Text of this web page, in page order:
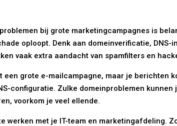
bij grote marketingcampagnes is
oploopt. Denk aan domeinverificatie, DNS-
vaak extra aandacht van spamfilters en
een grote e-mailcampagne, maar je berichten
configuratie. Zulke domeinproblemen
voorkom je veel ellende.
werken met je IT-team en marketingafdeling.